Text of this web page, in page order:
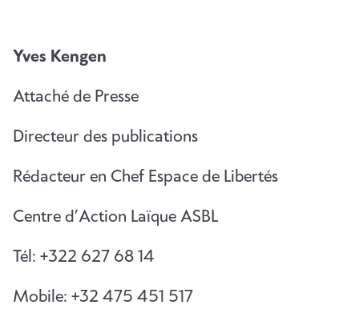
Yves Kengen
Attaché de Presse
Directeur des publications
Rédacteur en Chef Espace de Libertés
Centre d’Action Laïque ASBL
Tél: +322 627 68 14
Mobile: +32 475 451 517